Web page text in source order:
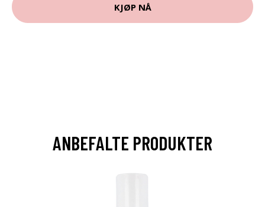
KJØP NÅ
ANBEFALTE PRODUKTER